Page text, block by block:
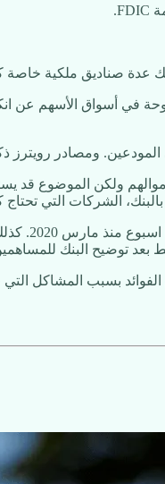
عدة صناديق ملكية خاصة
بسبب المشاكل التي